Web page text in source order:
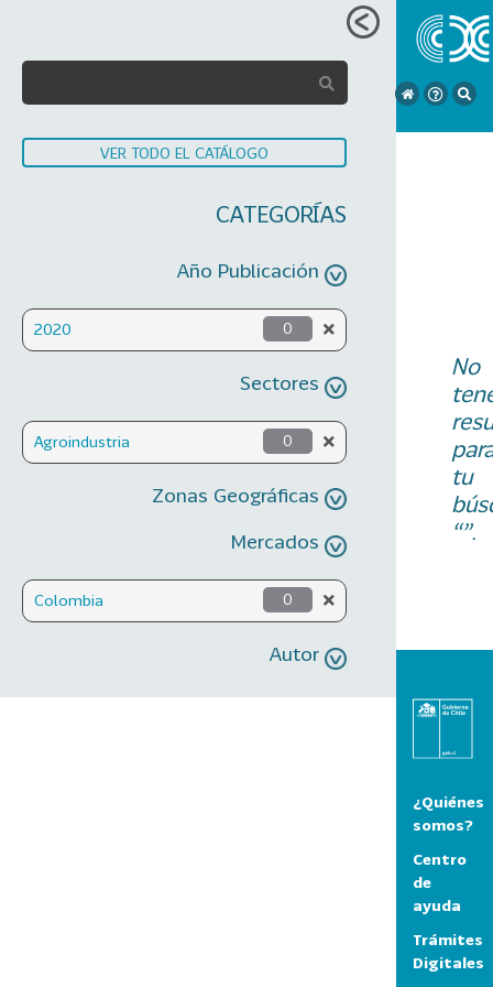
VER TODO EL CATÁLOGO
CATEGORÍAS
Año Publicación
2020 0
Sectores
Agroindustria 0
Zonas Geográficas
Mercados
Colombia 0
Autor
No
tu
“”.
¿Quiénes
somos?
Centro
de
ayuda
Trámites
Digitales